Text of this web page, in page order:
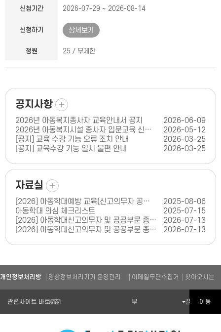
신청기간 2026-07-29 ~ 2026-08-14
신청하기 상세보기
정원 25 / 무제한
공지사항
더보기
2026년 아동복지종사자 교육안내서 공지
2026-06-09
2026년 아동복지시설 종사자 입문교육 신청 안내
2026-05-12
[공지] 교육 수강 기능 오류 조치 안내
2026-03-25
[공지] 교육수강 기능 일시 불편 안내
2026-03-25
자료실
더보기
[2026] 아동학대예방 교육(신고의무자 공공부문 교육) 콘텐츠 인증 신청서(양식)
2025-08-06
아동학대 의심 체크리스트
2025-07-15
[2026] 아동학대신고의무자 및 공공부문 종사자 아동학대 예방교육(체육기관 종사자 편)
2026-07-13
[2026] 아동학대신고의무자 및 공공부문 종사자 아동학대 예방교육(학원 종사자 편)
2026-07-13
개인정보처리방 영상정보처리기기 운영관리
방침
이메일무단수집거
부
찾아오시는
길 이동